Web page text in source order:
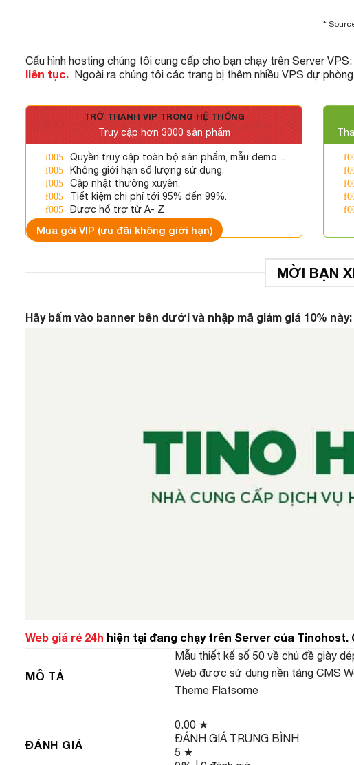
*
Cấu hình hosting chúng tôi cung cấp cho bạn chạy trên Server VPS:
liên tục.
Ngoài ra chúng tôi các trang bị thêm nhiều VPS dự
TRỞ THÀNH VIP TRONG HỆ THỐNG
Truy cập hơn 3000 sản phẩm
Quyền truy cập toàn bộ sản phẩm, mẫu demo....
Không giới hạn số lượng sử dụng.
Cập nhật thường xuyên.
Tiết kiệm chi phí tới 95% đến 99%.
Được hổ trợ từ A- Z
Mua gói VIP (ưu đãi không giới hạn)
MỜI BẠN
Hãy bấm vào banner bên dưới và nhập mã giảm giá 10% này:
Web giá rẻ 24h hiện tại đang chạy trên Server của
MÔ TẢ
Mẫu thiết kế số 50 về chủ đề giày
Web được sử dụng nền tảng CMS
Theme Flatsome
ĐÁNH GIÁ
0.00 ★
ĐÁNH GIÁ TRUNG BÌNH
5 ★